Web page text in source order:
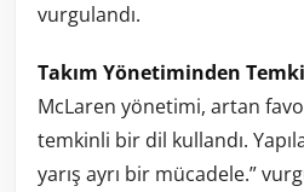
vurgulandı.
Takım Yönetiminden
McLaren yönetimi, artan
temkinli bir dil kullandı.
yarış ayrı bir mücadele.”